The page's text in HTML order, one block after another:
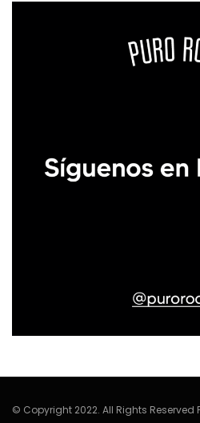
© Copyright 2022. All Rights Reserved